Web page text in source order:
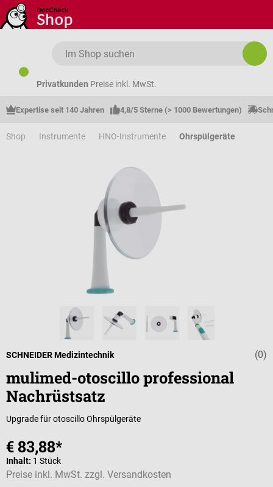
Zum Hauptinhalt springen
Privatkunden Preise inkl. MwSt.
Expertise seit 140 Jahren 4,8/5 Sterne (> 1000 Bewertungen)
Shop Instrumente HNO-Instrumente Ohrspülgeräte
(0)
SCHNEIDER Medizintechnik
mulimed-otoscillo professional
Nachrüstsatz
Upgrade für otoscillo Ohrspülgeräte
€ 83,88*
Inhalt: 1 Stück
Preise inkl. MwSt. zzgl. Versandkosten